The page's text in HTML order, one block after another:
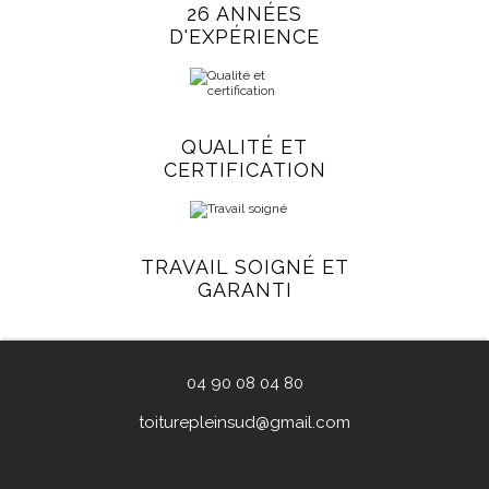
26 ANNÉES
D'EXPÉRIENCE
QUALITÉ ET
CERTIFICATION
TRAVAIL SOIGNÉ ET
GARANTI
04 90 08 04 80
toiturepleinsud@gmail.com